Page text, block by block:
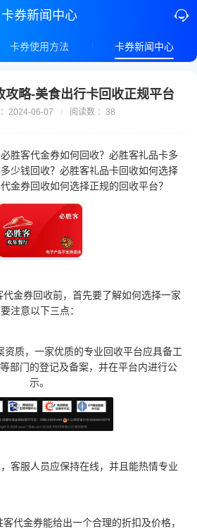
卡券新闻中心
卡券使用方法 卡券新闻中心
攻略-美食出行卡回收正规平台
2024-06-07 / 阅读数 ：38
胜客代金券如何回收？必胜客礼品卡多
少钱回收？必胜客礼品卡回收如何选择
金券回收如何选择正规的回收平台？
金券回收前，首先要了解如何选择一家
注意以下三点：
资质，一家优质的专业回收平台应具备工
部门的登记及备案，并在平台内进行公
示。
客服人员应保持在线，并且能热情专业
代金券能给出一个合理的折扣及价格，